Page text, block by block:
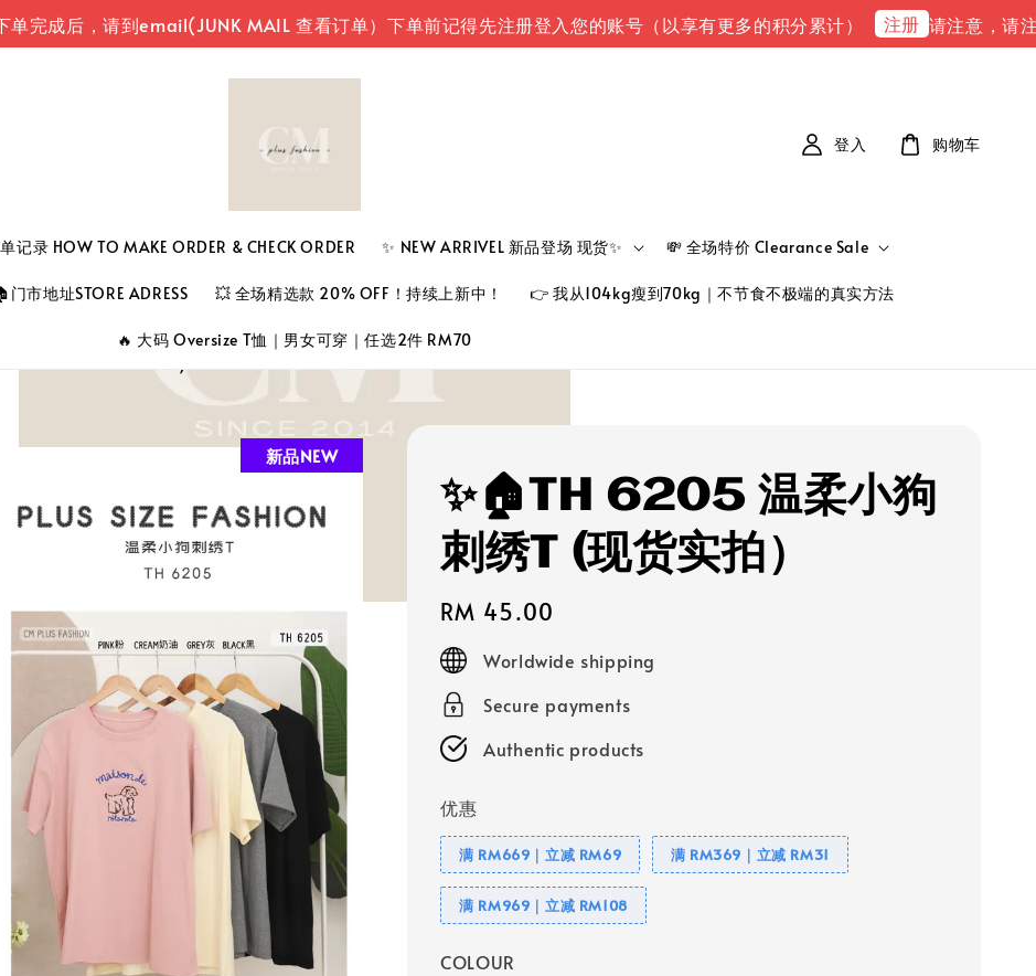
后，请到email(JUNK MAIL 查看订单）下单前记得先注册登入您的账号（以享有更多的积分累计） 注册 请注意，请注意
记录 HOW TO MAKE ORDER & CHECK ORDER ✨ NEW ARRIVEL 新品登场 现货✨ 💸 全场特价 Clearance Sale
门市地址STORE ADRESS 💥 全场精选款 20% OFF！持续上新中！ 👉 我从104kg瘦到70kg｜不节食不极端的真实方法
🔥 大码 Oversize T恤｜男女可穿｜任选2件 RM70
登入 购物车
新品NEW
✨🏠TH 6205 温柔小狗
刺绣T (现货实拍）
Regular
price
RM 45.00
Worldwide shipping
Secure payments
Authentic products
优惠
满 RM669｜立减 RM69 满 RM369｜立减 RM31
满 RM969｜立减 RM108
COLOUR